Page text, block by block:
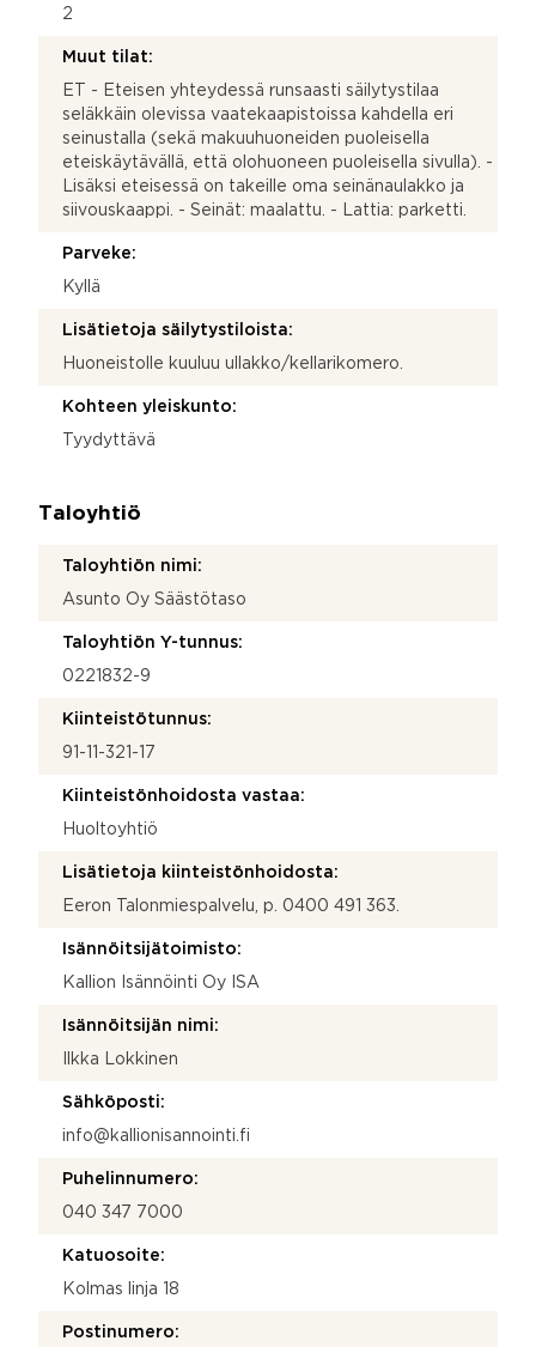
2
Muut tilat:
ET - Eteisen yhteydessä runsaasti säilytystilaa
seläkkäin olevissa vaatekaapistoissa kahdella eri
seinustalla (sekä makuuhuoneiden puoleisella
eteiskäytävällä, että olohuoneen puoleisella sivulla). -
Lisäksi eteisessä on takeille oma seinänaulakko ja
siivouskaappi. - Seinät: maalattu. - Lattia: parketti.
Parveke:
Kyllä
Lisätietoja säilytystiloista:
Huoneistolle kuuluu ullakko/kellarikomero.
Kohteen yleiskunto:
Tyydyttävä
Taloyhtiö
Taloyhtiön nimi:
Asunto Oy Säästötaso
Taloyhtiön Y-tunnus:
0221832-9
Kiinteistötunnus:
91-11-321-17
Kiinteistönhoidosta vastaa:
Huoltoyhtiö
Lisätietoja kiinteistönhoidosta:
Eeron Talonmiespalvelu, p. 0400 491 363.
Isännöitsijätoimisto:
Kallion Isännöinti Oy ISA
Isännöitsijän nimi:
Ilkka Lokkinen
Sähköposti:
info@kallionisannointi.fi
Puhelinnumero:
040 347 7000
Katuosoite:
Kolmas linja 18
Postinumero: